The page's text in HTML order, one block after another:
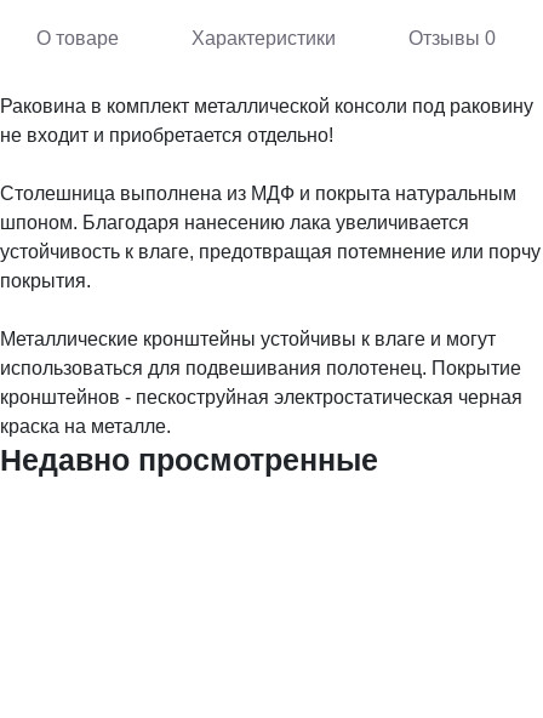
О товаре Характеристики Отзывы 0
Раковина в комплект металлической консоли под раковину
не входит и приобретается отдельно!
Столешница выполнена из МДФ и покрыта натуральным
шпоном. Благодаря нанесению лака увеличивается
устойчивость к влаге, предотвращая потемнение или порчу
покрытия.
Металлические кронштейны устойчивы к влаге и могут
использоваться для подвешивания полотенец. Покрытие
кронштейнов - пескоструйная электростатическая черная
краска на металле.
Недавно просмотренные